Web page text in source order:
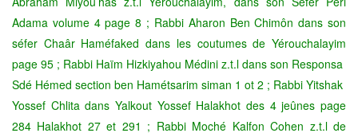
Adama volume 4 page 8 ; Rabbi Aharon Ben Chimôn dans son
séfer Chaâr Haméfaked dans les coutumes de Yérouchalayim
page 95 ; Rabbi Haïm Hizkiyahou Médini z.t.l dans son Responsa
Sdé Hémed section ben Hamétsarim siman 1 ot 2 ; Rabbi Yitshak
Yossef Chlita dans Yalkout Yossef Halakhot des 4 jeûnes page
284 Halakhot 27 et 291 ; Rabbi Moché Kalfon Cohen z.t.l de